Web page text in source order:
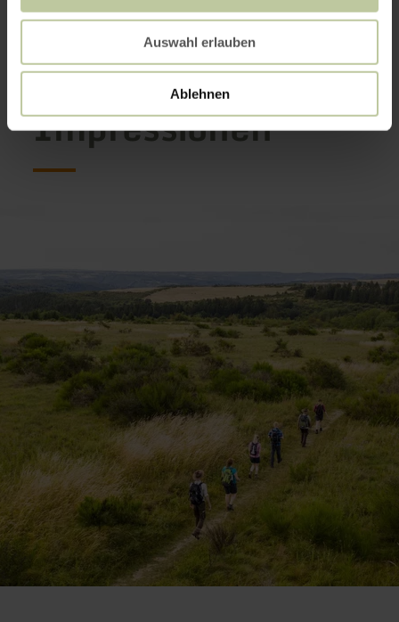
Auswahl erlauben
Ablehnen
Impressionen